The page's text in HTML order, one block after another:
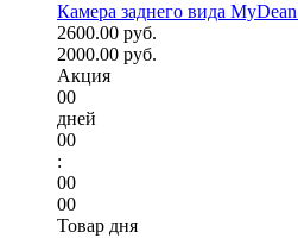
Камера заднего вида
2600.00 руб.
2000.00 руб.
Акция
00
дней
00
:
00
00
Товар дня